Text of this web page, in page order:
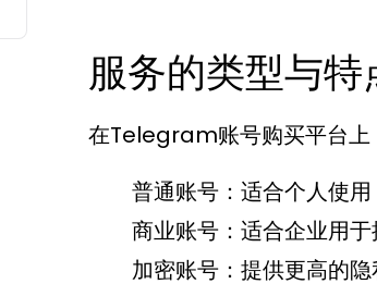
服务的类型与特
在Telegram账号购买平台上
普通账号：适合个人使用
商业账号：适合企业用于
加密账号：提供更高的隐